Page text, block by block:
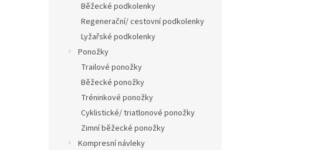
Běžecké podkolenky
Regenerační/ cestovní podkolenky
Lyžařské podkolenky
Ponožky
Trailové ponožky
Běžecké ponožky
Tréninkové ponožky
Cyklistické/ triatlonové ponožky
Zimní běžecké ponožky
Kompresní návleky